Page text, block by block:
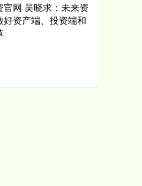
官网 吴晓求：未来资
好资产端、投资端和